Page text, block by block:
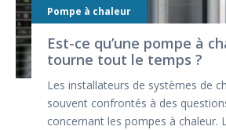
Pompe à chaleur
Est-ce qu’une pompe à
tourne tout le temps ?
Les installateurs de systèmes de
souvent confrontés à des
concernant les pompes à chaleur.